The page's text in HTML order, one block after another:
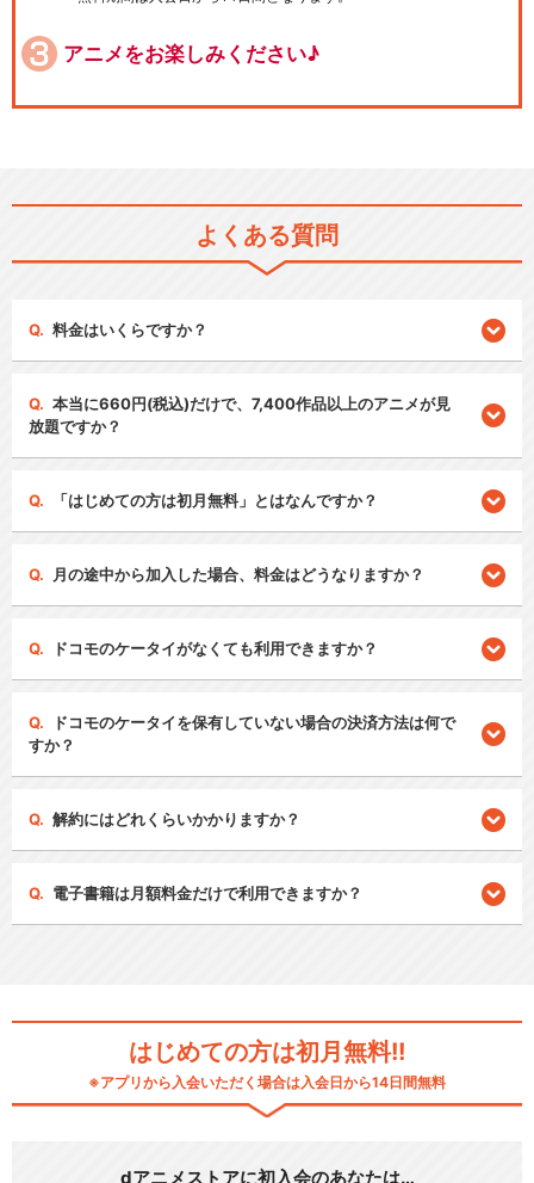
アニメをお楽しみください♪
よくある質問
料金はいくらですか？
本当に660円(税込)だけで、7,400作品以上のアニメが見
放題ですか？
「はじめての方は初月無料」とはなんですか？
月の途中から加入した場合、料金はどうなりますか？
ドコモのケータイがなくても利用できますか？
ドコモのケータイを保有していない場合の決済方法は何で
すか？
解約にはどれくらいかかりますか？
電子書籍は月額料金だけで利用できますか？
はじめての方は初月無料!!
※アプリから入会いただく場合は入会日から14日間無料
dアニメストアに初入会のあなたは…